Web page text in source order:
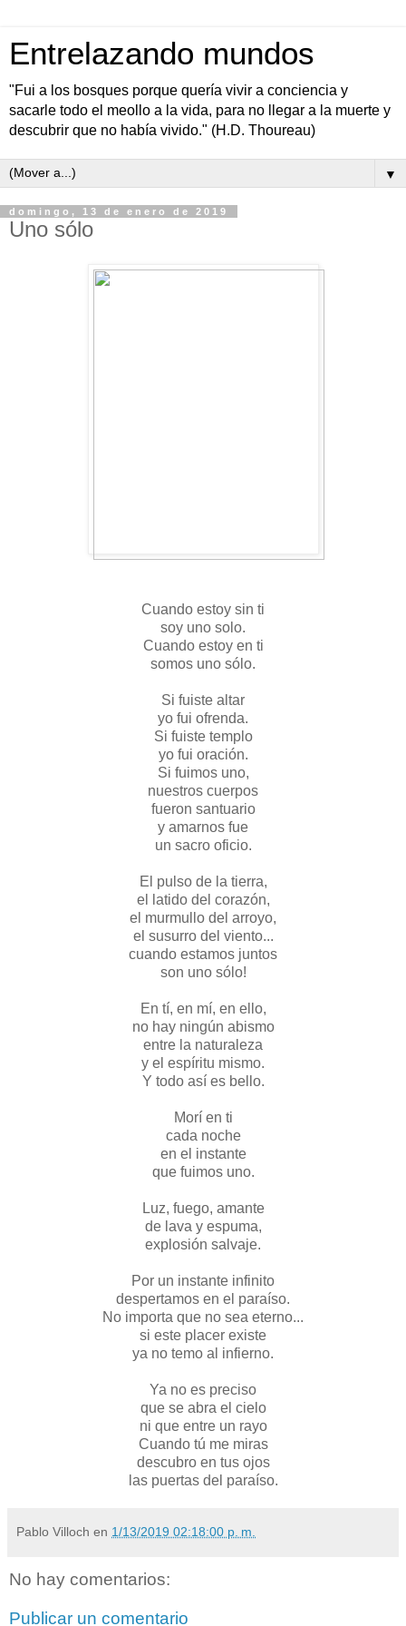
Entrelazando mundos
"Fui a los bosques porque quería vivir a conciencia y
sacarle todo el meollo a la vida, para no llegar a la muerte y
descubrir que no había vivido." (H.D. Thoureau)
▼
domingo, 13 de enero de 2019
Uno sólo
Cuando estoy sin ti
soy uno solo.
Cuando estoy en ti
somos uno sólo.
Si fuiste altar
yo fui ofrenda.
Si fuiste templo
yo fui oración.
Si fuimos uno,
nuestros cuerpos
fueron santuario
y amarnos fue
un sacro oficio.
El pulso de la tierra,
el latido del corazón,
el murmullo del arroyo,
el susurro del viento...
cuando estamos juntos
son uno sólo!
En tí, en mí, en ello,
no hay ningún abismo
entre la naturaleza
y el espíritu mismo.
Y todo así es bello.
Morí en ti
cada noche
en el instante
que fuimos uno.
Luz, fuego, amante
de lava y espuma,
explosión salvaje.
Por un instante infinito
despertamos en el paraíso.
No importa que no sea eterno...
si este placer existe
ya no temo al infierno.
Ya no es preciso
que se abra el cielo
ni que entre un rayo
Cuando tú me miras
descubro en tus ojos
las puertas del paraíso.
Pablo Villoch en 1/13/2019 02:18:00 p. m.
No hay comentarios:
Publicar un comentario